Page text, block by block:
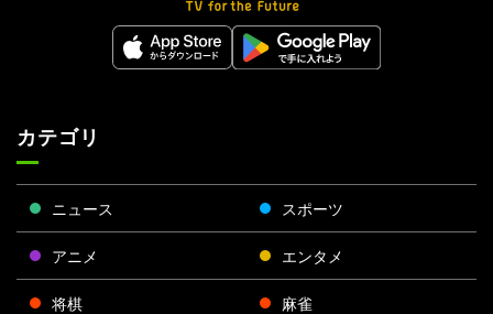
カテゴリ
ニュース スポーツ
アニメ エンタメ
将棋 麻雀